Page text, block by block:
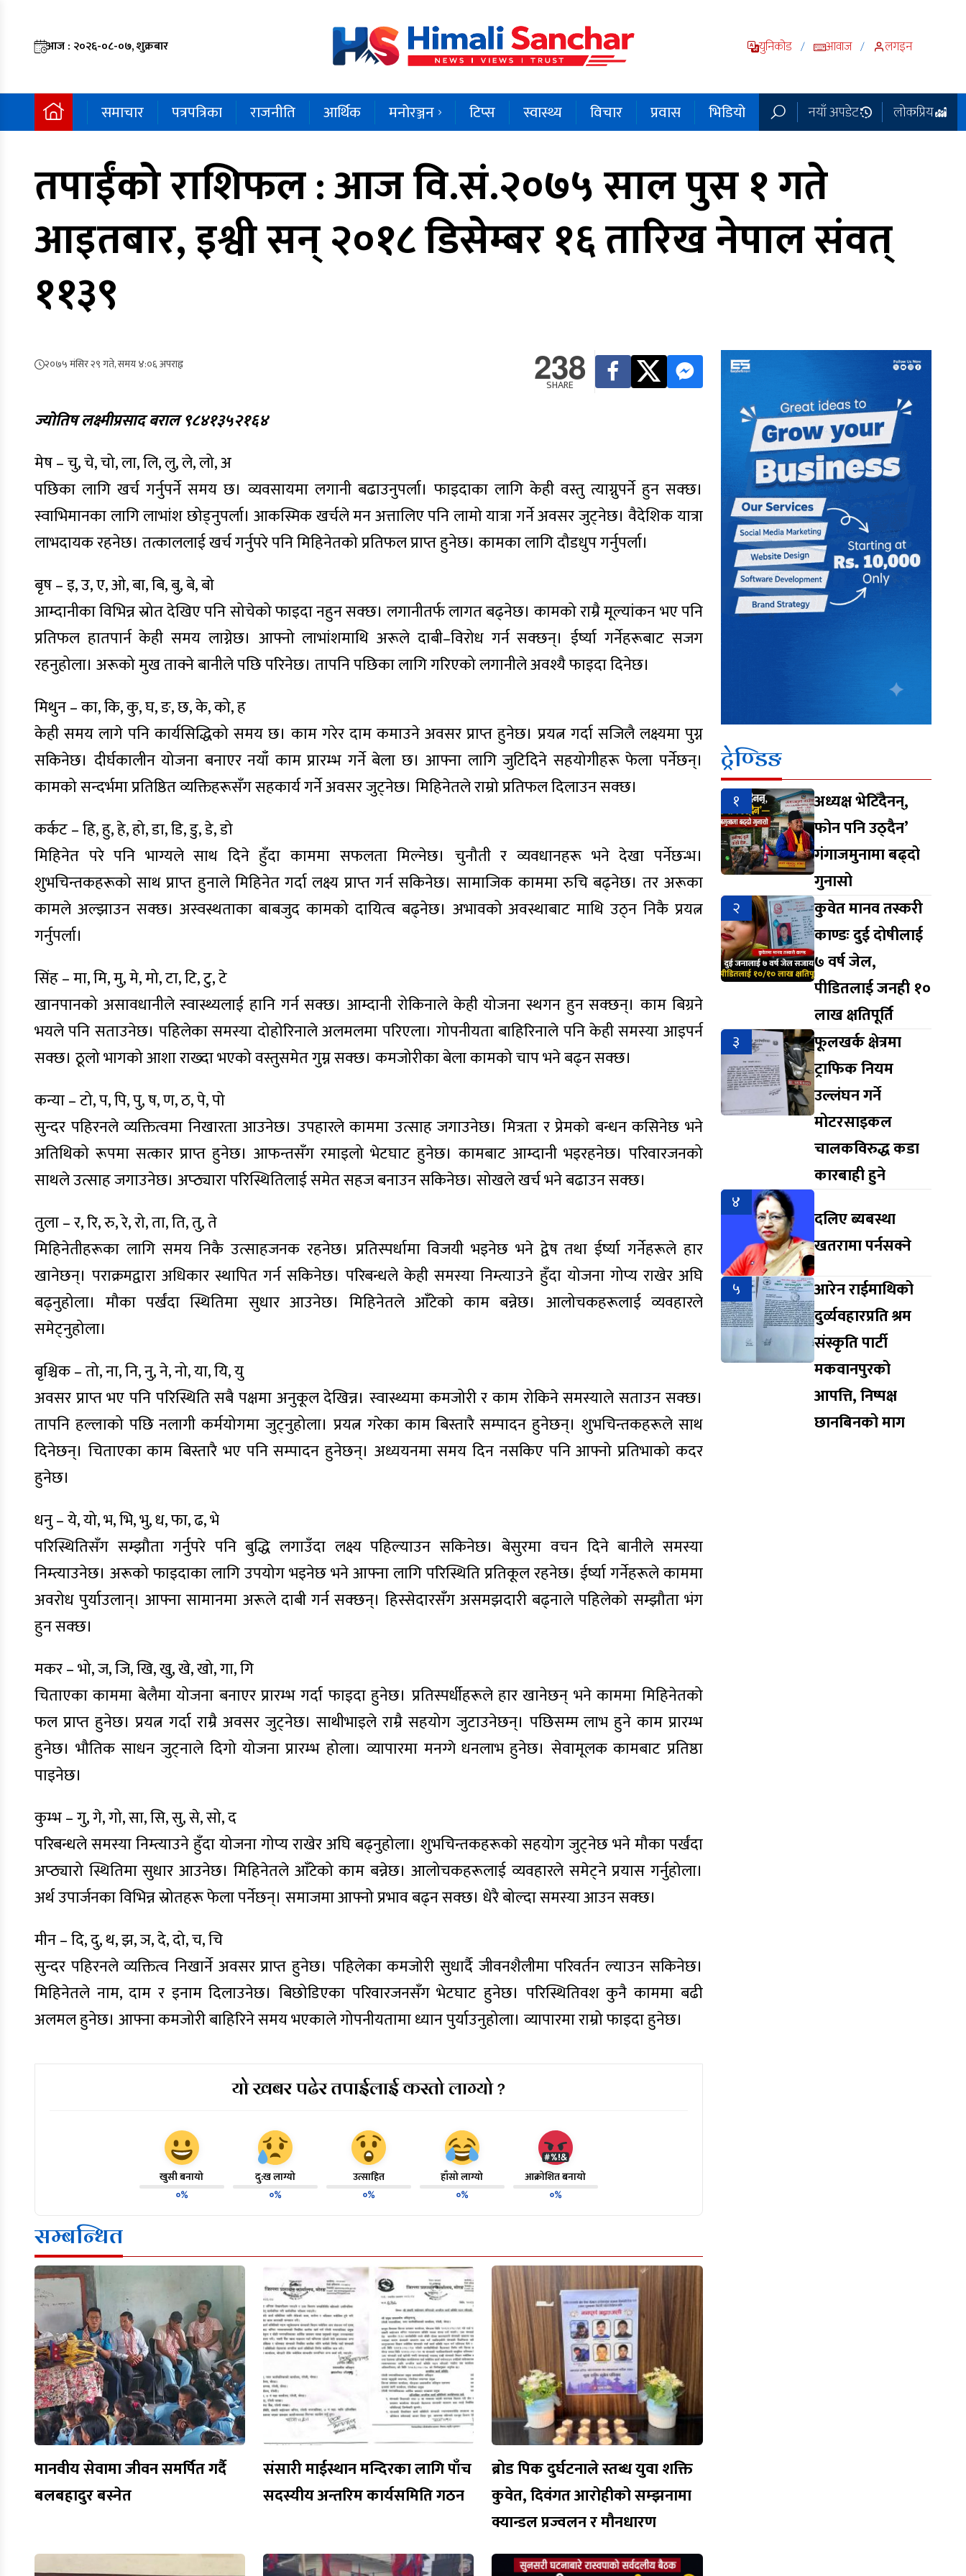
आज : २०२६-०८-०७, शुक्रबार युनिकोड / आवाज / लगइन
समाचार पत्रपत्रिका राजनीति आर्थिक मनोरञ्जन टिप्स स्वास्थ्य विचार प्रवास भिडियो नयाँ अपडेट लोकप्रिय
तपाईंको राशिफल : आज वि.सं.२०७५ साल पुस १ गते
आइतबार, इश्वी सन् २०१८ डिसेम्बर १६ तारिख नेपाल संवत्
११३९
२०७५ मंसिर २९ गते, समय ४:०६ अपराह्न 238
SHARE
ज्योतिष लक्ष्मीप्रसाद बराल ९८४१३५२१६४
मेष – चु, चे, चो, ला, लि, लु, ले, लो, अ
पछिका लागि खर्च गर्नुपर्ने समय छ। व्यवसायमा लगानी बढाउनुपर्ला। फाइदाका लागि केही वस्तु त्याग्नुपर्ने हुन सक्छ।
स्वाभिमानका लागि लाभांश छोड्नुपर्ला। आकस्मिक खर्चले मन अत्तालिए पनि लामो यात्रा गर्ने अवसर जुट्नेछ। वैदेशिक यात्रा
लाभदायक रहनेछ। तत्काललाई खर्च गर्नुपरे पनि मिहिनेतको प्रतिफल प्राप्त हुनेछ। कामका लागि दौडधुप गर्नुपर्ला।
बृष – इ, उ, ए, ओ, बा, बि, बु, बे, बो
आम्दानीका विभिन्न स्रोत देखिए पनि सोचेको फाइदा नहुन सक्छ। लगानीतर्फ लागत बढ्नेछ। कामको राम्रै मूल्यांकन भए पनि
प्रतिफल हातपार्न केही समय लाग्नेछ। आफ्नो लाभांशमाथि अरूले दाबी–विरोध गर्न सक्छन्। ईर्ष्या गर्नेहरूबाट सजग
रहनुहोला। अरूको मुख ताक्ने बानीले पछि परिनेछ। तापनि पछिका लागि गरिएको लगानीले अवश्यै फाइदा दिनेछ।
मिथुन – का, कि, कु, घ, ङ, छ, के, को, ह
केही समय लागे पनि कार्यसिद्धिको समय छ। काम गरेर दाम कमाउने अवसर प्राप्त हुनेछ। प्रयत्न गर्दा सजिलै लक्ष्यमा पुग्न
सकिनेछ। दीर्घकालीन योजना बनाएर नयाँ काम प्रारम्भ गर्ने बेला छ। आफ्ना लागि जुटिदिने सहयोगीहरू फेला पर्नेछन्।
कामको सन्दर्भमा प्रतिष्ठित व्यक्तिहरूसँग सहकार्य गर्ने अवसर जुट्नेछ। मिहिनेतले राम्रो प्रतिफल दिलाउन सक्छ।
कर्कट – हि, हु, हे, हो, डा, डि, डु, डे, डो
मिहिनेत परे पनि भाग्यले साथ दिने हुँदा काममा सफलता मिल्नेछ। चुनौती र व्यवधानहरू भने देखा पर्नेछन्भ।
शुभचिन्तकहरूको साथ प्राप्त हुनाले मिहिनेत गर्दा लक्ष्य प्राप्त गर्न सकिनेछ। सामाजिक काममा रुचि बढ्नेछ। तर अरूका
कामले अल्झाउन सक्छ। अस्वस्थताका बाबजुद कामको दायित्व बढ्नेछ। अभावको अवस्थाबाट माथि उठ्न निकै प्रयत्न
गर्नुपर्ला।
सिंह – मा, मि, मु, मे, मो, टा, टि, टु, टे
खानपानको असावधानीले स्वास्थ्यलाई हानि गर्न सक्छ। आम्दानी रोकिनाले केही योजना स्थगन हुन सक्छन्। काम बिग्रने
भयले पनि सताउनेछ। पहिलेका समस्या दोहोरिनाले अलमलमा परिएला। गोपनीयता बाहिरिनाले पनि केही समस्या आइपर्न
सक्छ। ठूलो भागको आशा राख्दा भएको वस्तुसमेत गुम्न सक्छ। कमजोरीका बेला कामको चाप भने बढ्न सक्छ।
कन्या – टो, प, पि, पु, ष, ण, ठ, पे, पो
सुन्दर पहिरनले व्यक्तित्वमा निखारता आउनेछ। उपहारले काममा उत्साह जगाउनेछ। मित्रता र प्रेमको बन्धन कसिनेछ भने
अतिथिको रूपमा सत्कार प्राप्त हुनेछ। आफन्तसँग रमाइलो भेटघाट हुनेछ। कामबाट आम्दानी भइरहनेछ। परिवारजनको
साथले उत्साह जगाउनेछ। अप्ठ्यारा परिस्थितिलाई समेत सहज बनाउन सकिनेछ। सोखले खर्च भने बढाउन सक्छ।
तुला – र, रि, रु, रे, रो, ता, ति, तु, ते
मिहिनेतीहरूका लागि समय निकै उत्साहजनक रहनेछ। प्रतिस्पर्धामा विजयी भइनेछ भने द्वेष तथा ईर्ष्या गर्नेहरूले हार
खानेछन्। पराक्रमद्वारा अधिकार स्थापित गर्न सकिनेछ। परिबन्धले केही समस्या निम्त्याउने हुँदा योजना गोप्य राखेर अघि
बढ्नुहोला। मौका पर्खंदा स्थितिमा सुधार आउनेछ। मिहिनेतले आँटेको काम बन्नेछ। आलोचकहरूलाई व्यवहारले
समेट्नुहोला।
बृश्चिक – तो, ना, नि, नु, ने, नो, या, यि, यु
अवसर प्राप्त भए पनि परिस्थिति सबै पक्षमा अनुकूल देखिन्न। स्वास्थ्यमा कमजोरी र काम रोकिने समस्याले सताउन सक्छ।
तापनि हल्लाको पछि नलागी कर्मयोगमा जुट्नुहोला। प्रयत्न गरेका काम बिस्तारै सम्पादन हुनेछन्। शुभचिन्तकहरूले साथ
दिनेछन्। चिताएका काम बिस्तारै भए पनि सम्पादन हुनेछन्। अध्ययनमा समय दिन नसकिए पनि आफ्नो प्रतिभाको कदर
हुनेछ।
धनु – ये, यो, भ, भि, भु, ध, फा, ढ, भे
परिस्थितिसँग सम्झौता गर्नुपरे पनि बुद्धि लगाउँदा लक्ष्य पहिल्याउन सकिनेछ। बेसुरमा वचन दिने बानीले समस्या
निम्त्याउनेछ। अरूको फाइदाका लागि उपयोग भइनेछ भने आफ्ना लागि परिस्थिति प्रतिकूल रहनेछ। ईर्ष्या गर्नेहरूले काममा
अवरोध पुर्याउलान्। आफ्ना सामानमा अरूले दाबी गर्न सक्छन्। हिस्सेदारसँग असमझदारी बढ्नाले पहिलेको सम्झौता भंग
हुन सक्छ।
मकर – भो, ज, जि, खि, खु, खे, खो, गा, गि
चिताएका काममा बेलैमा योजना बनाएर प्रारम्भ गर्दा फाइदा हुनेछ। प्रतिस्पर्धीहरूले हार खानेछन् भने काममा मिहिनेतको
फल प्राप्त हुनेछ। प्रयत्न गर्दा राम्रै अवसर जुट्नेछ। साथीभाइले राम्रै सहयोग जुटाउनेछन्। पछिसम्म लाभ हुने काम प्रारम्भ
हुनेछ। भौतिक साधन जुट्नाले दिगो योजना प्रारम्भ होला। व्यापारमा मनग्गे धनलाभ हुनेछ। सेवामूलक कामबाट प्रतिष्ठा
पाइनेछ।
कुम्भ – गु, गे, गो, सा, सि, सु, से, सो, द
परिबन्धले समस्या निम्त्याउने हुँदा योजना गोप्य राखेर अघि बढ्नुहोला। शुभचिन्तकहरूको सहयोग जुट्नेछ भने मौका पर्खंदा
अप्ठ्यारो स्थितिमा सुधार आउनेछ। मिहिनेतले आँटेको काम बन्नेछ। आलोचकहरूलाई व्यवहारले समेट्ने प्रयास गर्नुहोला।
अर्थ उपार्जनका विभिन्न स्रोतहरू फेला पर्नेछन्। समाजमा आफ्नो प्रभाव बढ्न सक्छ। धेरै बोल्दा समस्या आउन सक्छ।
मीन – दि, दु, थ, झ, ञ, दे, दो, च, चि
सुन्दर पहिरनले व्यक्तित्व निखार्ने अवसर प्राप्त हुनेछ। पहिलेका कमजोरी सुधार्दै जीवनशैलीमा परिवर्तन ल्याउन सकिनेछ।
मिहिनेतले नाम, दाम र इनाम दिलाउनेछ। बिछोडिएका परिवारजनसँग भेटघाट हुनेछ। परिस्थितिवश कुनै काममा बढी
अलमल हुनेछ। आफ्ना कमजोरी बाहिरिने समय भएकाले गोपनीयतामा ध्यान पुर्याउनुहोला। व्यापारमा राम्रो फाइदा हुनेछ।
यो खबर पढेर तपाईलाई कस्तो लाग्यो ?
खुसी बनायो
०%
दु:ख लाग्यो
०%
उत्साहित
०%
हाँसो लाग्यो
०%
आक्रोशित बनायो
०%
सम्बन्धित
मानवीय सेवामा जीवन समर्पित गर्दै
बलबहादुर बस्नेत
संसारी माईस्थान मन्दिरका लागि पाँच
सदस्यीय अन्तरिम कार्यसमिति गठन
ब्रोड पिक दुर्घटनाले स्तब्ध युवा शक्ति
कुवेत, दिवंगत आरोहीको सम्झनामा
क्यान्डल प्रज्वलन र मौनधारण
ट्रेण्डिङ
१
अध्यक्ष भेटिँदैनन्,
फोन पनि उठ्दैन’
गंगाजमुनामा बढ्दो
गुनासो
२
कुवेत मानव तस्करी
काण्डः दुई दोषीलाई
७ वर्ष जेल,
पीडितलाई जनही १०
लाख क्षतिपूर्ति
३
फूलखर्क क्षेत्रमा
ट्राफिक नियम
उल्लंघन गर्ने
मोटरसाइकल
चालकविरुद्ध कडा
कारबाही हुने
४
दलिए ब्यबस्था
खतरामा पर्नसक्ने
५
आरेन राईमाथिको
दुर्व्यवहारप्रति श्रम
संस्कृति पार्टी
मकवानपुरको
आपत्ति, निष्पक्ष
छानबिनको माग